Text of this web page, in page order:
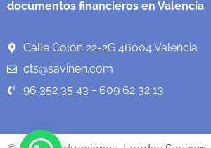
documentos financieros en Valencia
Calle Colon 22-2G 46004 Valencia
cts@savinen.com
96 352 35 43 - 609 62 32 13